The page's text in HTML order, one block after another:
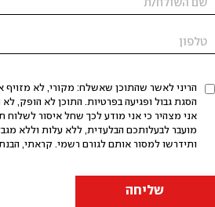
הריני לאשר שהתוכן שאשלח: מקורי, לא מזויף
אני מצהיר כי אני מודע לכך שחל איסור לשלוח
מועבר לבעלותכם הבלעדית, ללא עלות וללא
ותידרשו למסור אותם לגורם רשמי. קראתי,
שליחה